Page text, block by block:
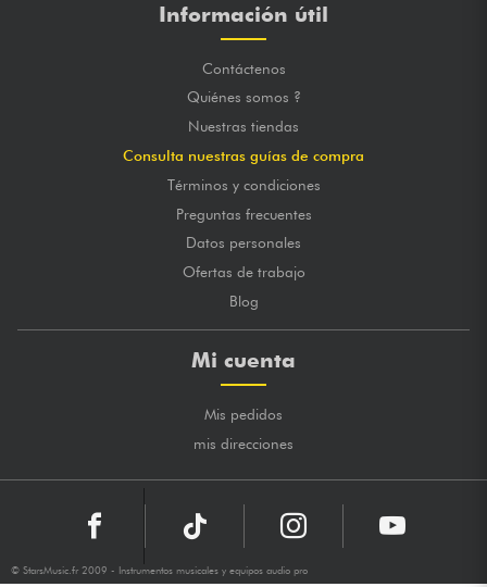
Información útil
Contáctenos
Quiénes somos ?
Nuestras tiendas
Consulta nuestras guías de compra
Términos y condiciones
Preguntas frecuentes
Datos personales
Ofertas de trabajo
Blog
Mi cuenta
Mis pedidos
mis direcciones
© StarsMusic.fr 2009 - Instrumentos musicales y equipos audio pro